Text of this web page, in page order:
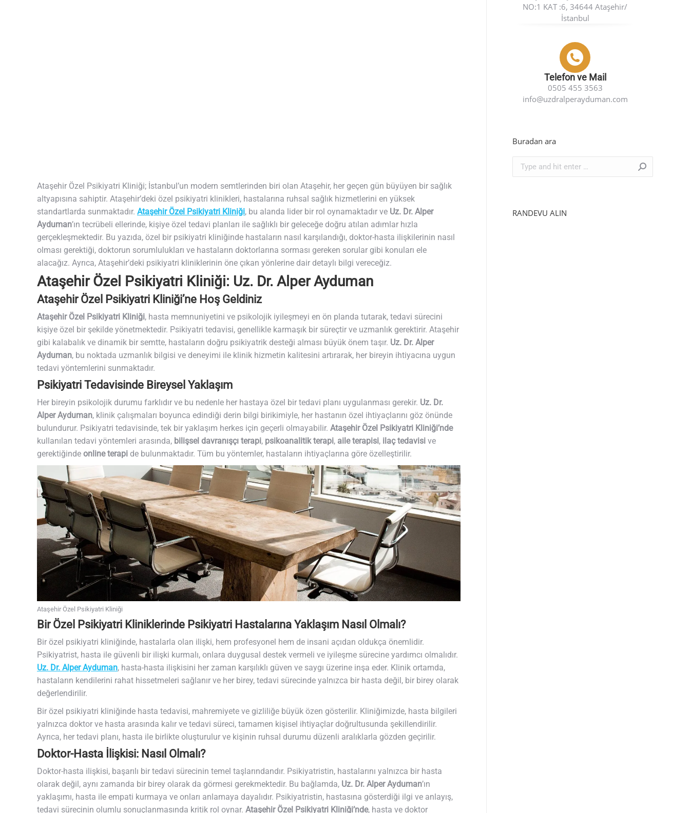
Ataşehir Özel Psikiyatri Kliniği; İstanbul’un modern semtlerinden biri olan Ataşehir, her geçen gün büyüyen bir sağlık
altyapısına sahiptir. Ataşehir’deki özel psikiyatri klinikleri, hastalarına ruhsal sağlık hizmetlerini en yüksek
standartlarda sunmaktadır. Ataşehir Özel Psikiyatri Kliniği, bu alanda lider bir rol oynamaktadır ve Uz. Dr. Alper
Ayduman’ın tecrübeli ellerinde, kişiye özel tedavi planları ile sağlıklı bir geleceğe doğru atılan adımlar hızla
gerçekleşmektedir. Bu yazıda, özel bir psikiyatri kliniğinde hastaların nasıl karşılandığı, doktor-hasta ilişkilerinin nasıl
olması gerektiği, doktorun sorumlulukları ve hastaların doktorlarına sorması gereken sorular gibi konuları ele
alacağız. Ayrıca, Ataşehir’deki psikiyatri kliniklerinin öne çıkan yönlerine dair detaylı bilgi vereceğiz.
Ataşehir Özel Psikiyatri Kliniği: Uz. Dr. Alper Ayduman
Ataşehir Özel Psikiyatri Kliniği’ne Hoş Geldiniz
Ataşehir Özel Psikiyatri Kliniği, hasta memnuniyetini ve psikolojik iyileşmeyi en ön planda tutarak, tedavi sürecini
kişiye özel bir şekilde yönetmektedir. Psikiyatri tedavisi, genellikle karmaşık bir süreçtir ve uzmanlık gerektirir. Ataşehir
gibi kalabalık ve dinamik bir semtte, hastaların doğru psikiyatrik desteği alması büyük önem taşır. Uz. Dr. Alper
Ayduman, bu noktada uzmanlık bilgisi ve deneyimi ile klinik hizmetin kalitesini artırarak, her bireyin ihtiyacına uygun
tedavi yöntemlerini sunmaktadır.
Psikiyatri Tedavisinde Bireysel Yaklaşım
Her bireyin psikolojik durumu farklıdır ve bu nedenle her hastaya özel bir tedavi planı uygulanması gerekir. Uz. Dr.
Alper Ayduman, klinik çalışmaları boyunca edindiği derin bilgi birikimiyle, her hastanın özel ihtiyaçlarını göz önünde
bulundurur. Psikiyatri tedavisinde, tek bir yaklaşım herkes için geçerli olmayabilir. Ataşehir Özel Psikiyatri Kliniği’nde
kullanılan tedavi yöntemleri arasında, bilişsel davranışçı terapi, psikoanalitik terapi, aile terapisi, ilaç tedavisi ve
gerektiğinde online terapi de bulunmaktadır. Tüm bu yöntemler, hastaların ihtiyaçlarına göre özelleştirilir.
Ataşehir Özel Psikiyatri Kliniği
Bir Özel Psikiyatri Kliniklerinde Psikiyatri Hastalarına Yaklaşım Nasıl Olmalı?
Bir özel psikiyatri kliniğinde, hastalarla olan ilişki, hem profesyonel hem de insani açıdan oldukça önemlidir.
Psikiyatrist, hasta ile güvenli bir ilişki kurmalı, onlara duygusal destek vermeli ve iyileşme sürecine yardımcı olmalıdır.
Uz. Dr. Alper Ayduman, hasta-hasta ilişkisini her zaman karşılıklı güven ve saygı üzerine inşa eder. Klinik ortamda,
hastaların kendilerini rahat hissetmeleri sağlanır ve her birey, tedavi sürecinde yalnızca bir hasta değil, bir birey olarak
değerlendirilir.
Bir özel psikiyatri kliniğinde hasta tedavisi, mahremiyete ve gizliliğe büyük özen gösterilir. Kliniğimizde, hasta bilgileri
yalnızca doktor ve hasta arasında kalır ve tedavi süreci, tamamen kişisel ihtiyaçlar doğrultusunda şekillendirilir.
Ayrıca, her tedavi planı, hasta ile birlikte oluşturulur ve kişinin ruhsal durumu düzenli aralıklarla gözden geçirilir.
Doktor-Hasta İlişkisi: Nasıl Olmalı?
Doktor-hasta ilişkisi, başarılı bir tedavi sürecinin temel taşlarındandır. Psikiyatristin, hastalarını yalnızca bir hasta
olarak değil, aynı zamanda bir birey olarak da görmesi gerekmektedir. Bu bağlamda, Uz. Dr. Alper Ayduman’ın
yaklaşımı, hasta ile empati kurmaya ve onları anlamaya dayalıdır. Psikiyatristin, hastasına gösterdiği ilgi ve anlayış,
tedavi sürecinin olumlu sonuçlanmasında kritik rol oynar. Ataşehir Özel Psikiyatri Kliniği’nde, hasta ve doktor
NO:1 KAT :6, 34644 Ataşehir/
İstanbul
Telefon ve Mail
0505 455 3563
info@uzdralperayduman.com
Buradan ara
Search:
RANDEVU ALIN